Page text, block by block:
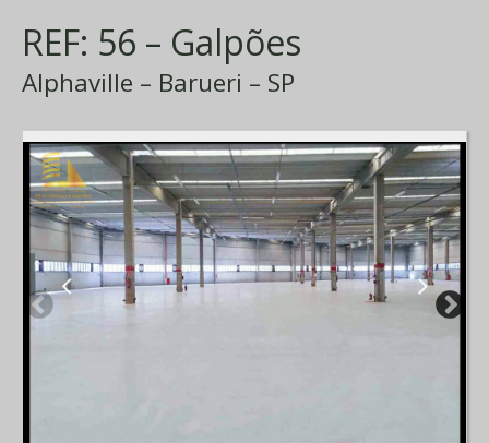
REF: 56 – Galpões
Alphaville – Barueri – SP